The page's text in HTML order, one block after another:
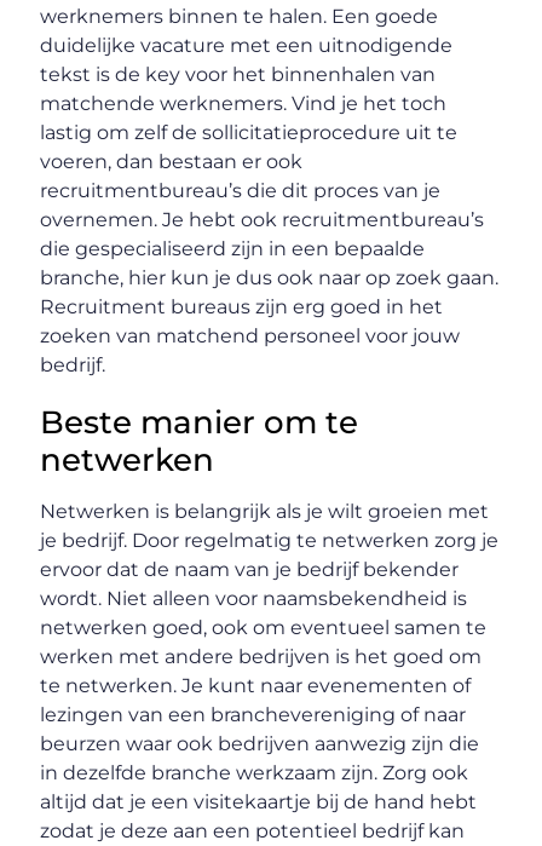
werknemers binnen te halen. Een goede
duidelijke vacature met een uitnodigende
tekst is de key voor het binnenhalen van
matchende werknemers. Vind je het toch
lastig om zelf de sollicitatieprocedure uit te
voeren, dan bestaan er ook
recruitmentbureau’s die dit proces van je
overnemen. Je hebt ook recruitmentbureau’s
die gespecialiseerd zijn in een bepaalde
branche, hier kun je dus ook naar op zoek gaan.
Recruitment bureaus zijn erg goed in het
zoeken van matchend personeel voor jouw
bedrijf.
Beste manier om te
netwerken
Netwerken is belangrijk als je wilt groeien met
je bedrijf. Door regelmatig te netwerken zorg je
ervoor dat de naam van je bedrijf bekender
wordt. Niet alleen voor naamsbekendheid is
netwerken goed, ook om eventueel samen te
werken met andere bedrijven is het goed om
te netwerken. Je kunt naar evenementen of
lezingen van een branchevereniging of naar
beurzen waar ook bedrijven aanwezig zijn die
in dezelfde branche werkzaam zijn. Zorg ook
altijd dat je een visitekaartje bij de hand hebt
zodat je deze aan een potentieel bedrijf kan